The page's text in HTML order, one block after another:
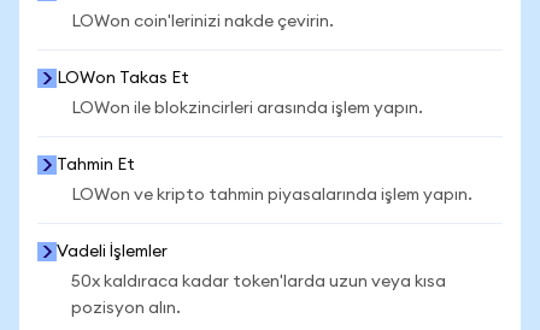
LOWon coin'lerinizi nakde çevirin.
LOWon Takas Et
LOWon ile blokzincirleri arasında işlem yapın.
Tahmin Et
LOWon ve kripto tahmin piyasalarında işlem yapın.
Vadeli İşlemler
50x kaldıraca kadar token'larda uzun veya kısa
pozisyon alın.